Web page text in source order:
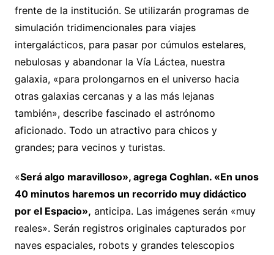
frente de la institución. Se utilizarán programas de
simulación tridimencionales para viajes
intergalácticos, para pasar por cúmulos estelares,
nebulosas y abandonar la Vía Láctea, nuestra
galaxia, «para prolongarnos en el universo hacia
otras galaxias cercanas y a las más lejanas
también», describe fascinado el astrónomo
aficionado. Todo un atractivo para chicos y
grandes; para vecinos y turistas.
«Será algo maravilloso», agrega Coghlan. «En unos
40 minutos haremos un recorrido muy didáctico
por el Espacio», anticipa. Las imágenes serán «muy
reales». Serán registros originales capturados por
naves espaciales, robots y grandes telescopios